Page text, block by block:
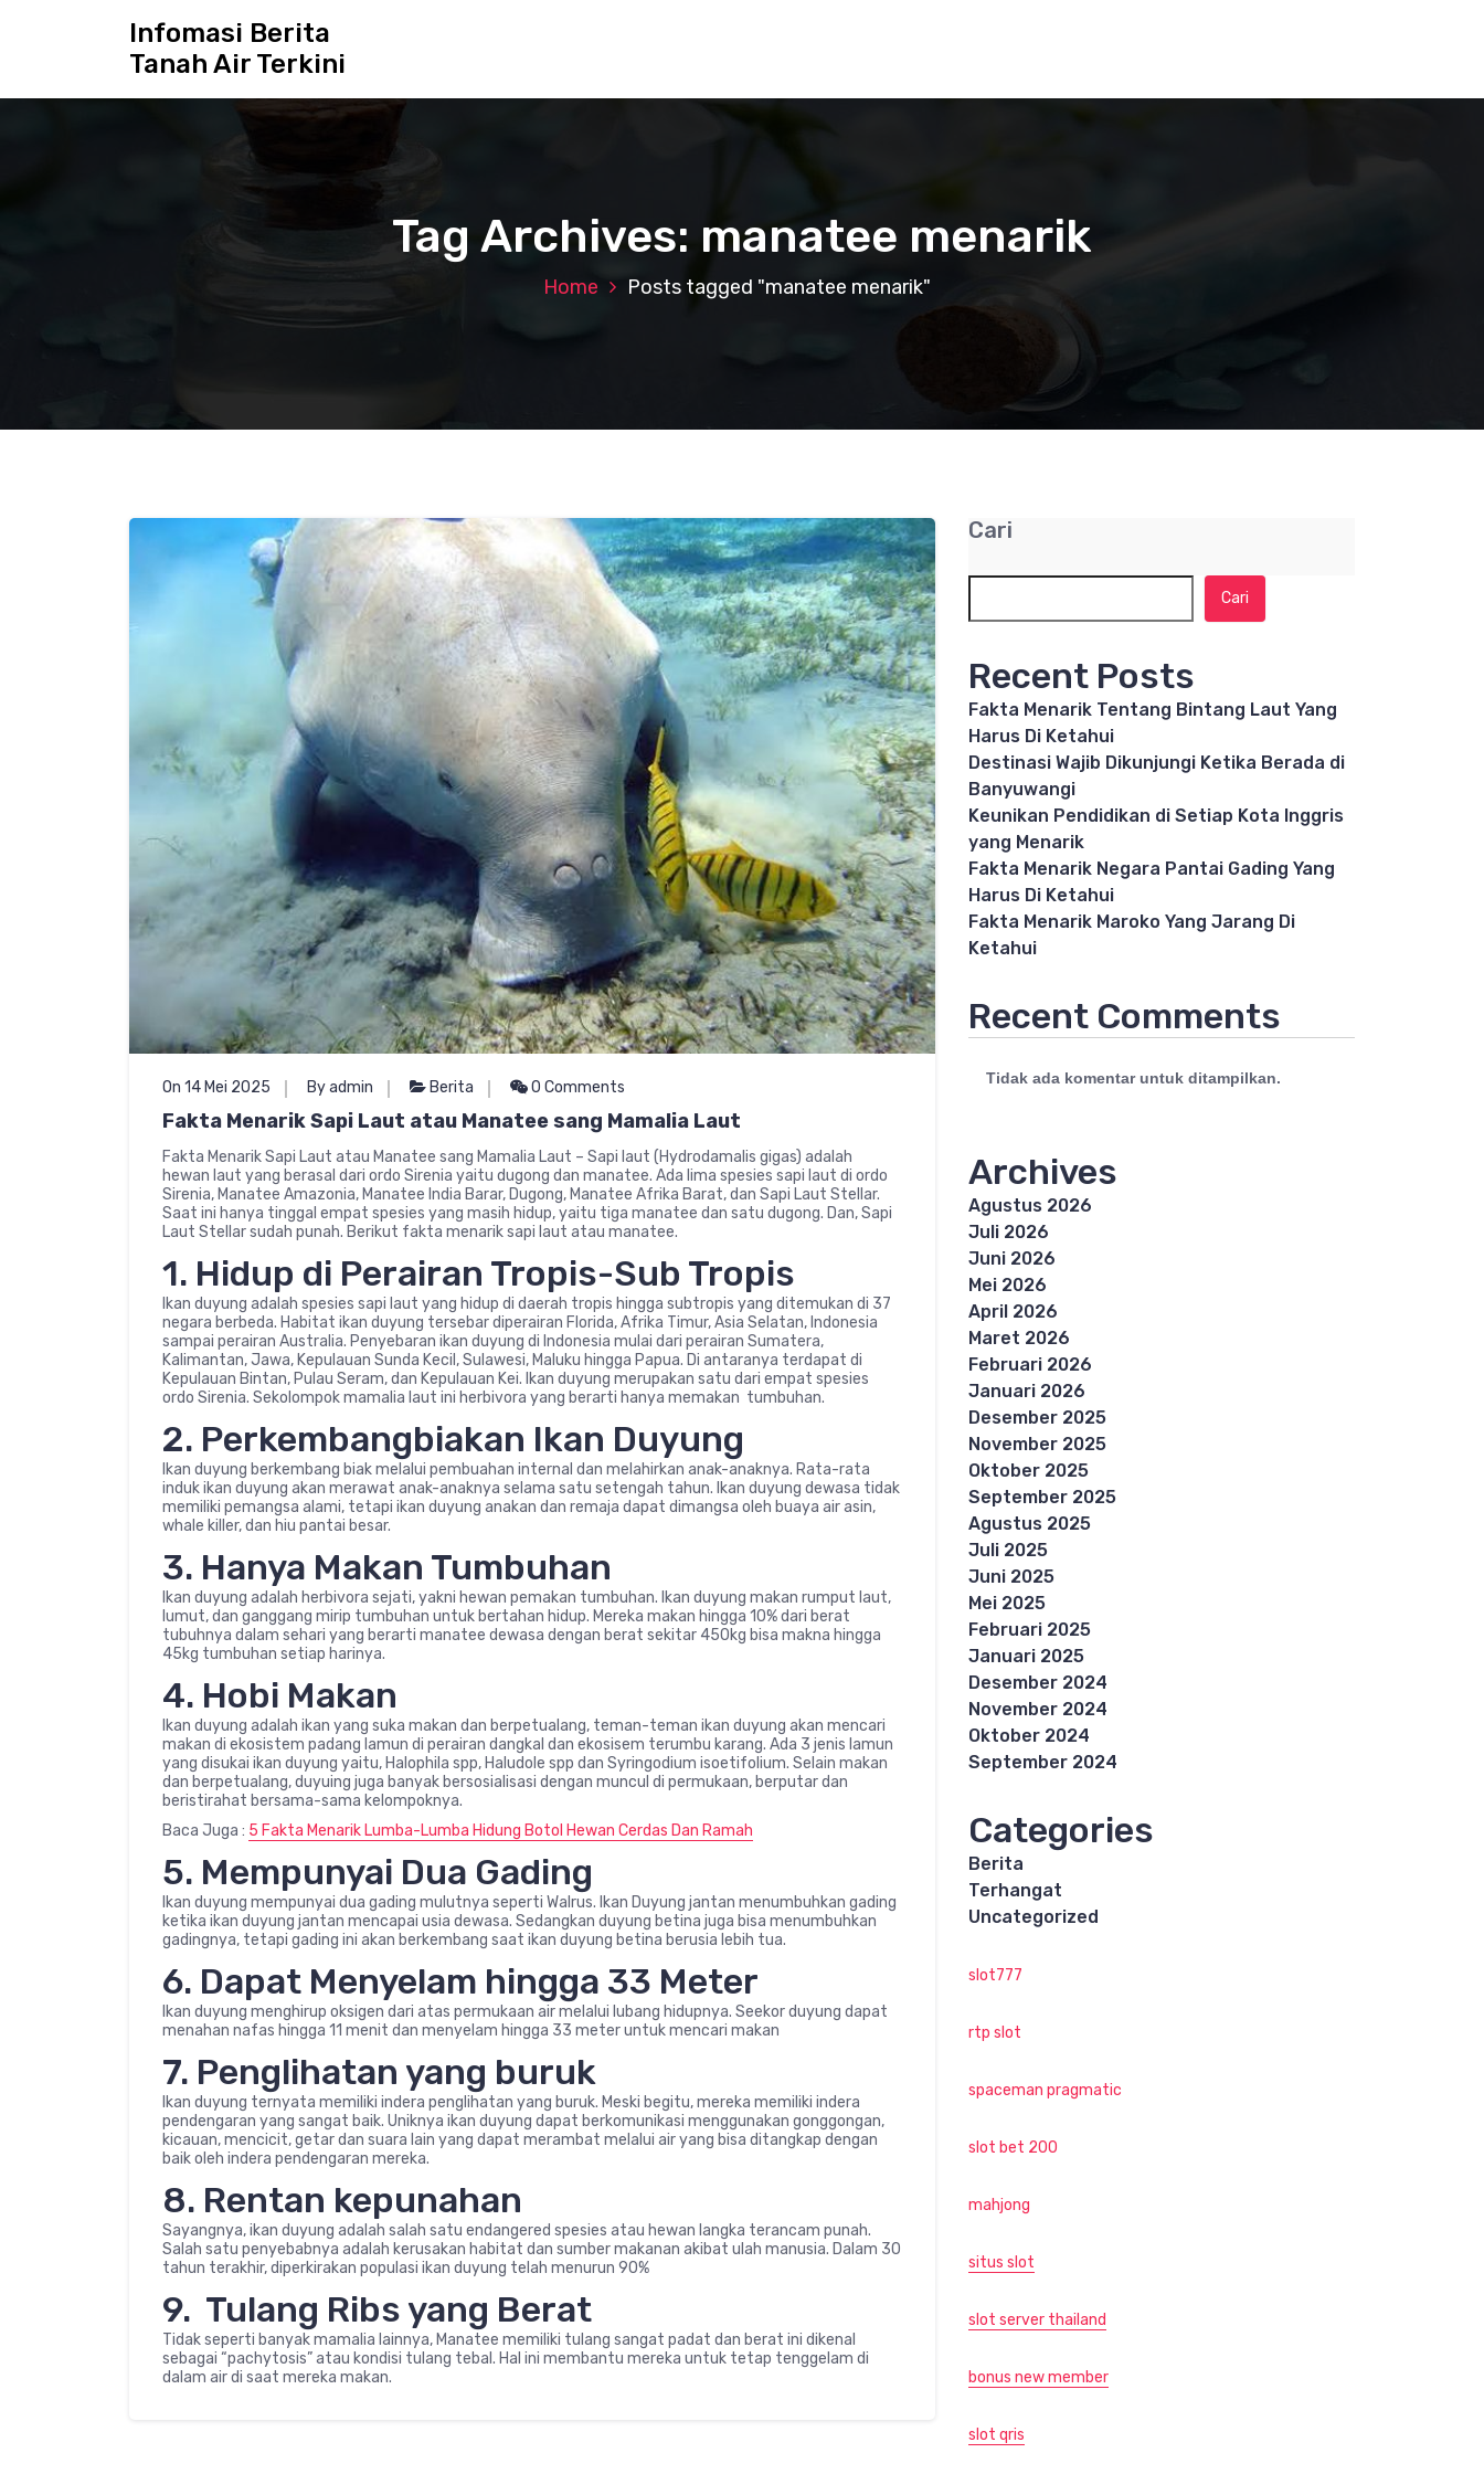
Infomasi Berita
Tanah Air Terkini
Tag Archives: manatee menarik
Home Posts tagged "manatee menarik"
On 14 Mei 2025 By admin Berita 0 Comments
Fakta Menarik Sapi Laut atau Manatee sang Mamalia Laut
Fakta Menarik Sapi Laut atau Manatee sang Mamalia Laut – Sapi laut (Hydrodamalis gigas) adalah
hewan laut yang berasal dari ordo Sirenia yaitu dugong dan manatee. Ada lima spesies sapi laut di ordo
Sirenia, Manatee Amazonia, Manatee India Barar, Dugong, Manatee Afrika Barat, dan Sapi Laut Stellar.
Saat ini hanya tinggal empat spesies yang masih hidup, yaitu tiga manatee dan satu dugong. Dan, Sapi
Laut Stellar sudah punah. Berikut fakta menarik sapi laut atau manatee.
1. Hidup di Perairan Tropis-Sub Tropis
Ikan duyung adalah spesies sapi laut yang hidup di daerah tropis hingga subtropis yang ditemukan di 37
negara berbeda. Habitat ikan duyung tersebar diperairan Florida, Afrika Timur, Asia Selatan, Indonesia
sampai perairan Australia. Penyebaran ikan duyung di Indonesia mulai dari perairan Sumatera,
Kalimantan, Jawa, Kepulauan Sunda Kecil, Sulawesi, Maluku hingga Papua. Di antaranya terdapat di
Kepulauan Bintan, Pulau Seram, dan Kepulauan Kei. Ikan duyung merupakan satu dari empat spesies
ordo Sirenia. Sekolompok mamalia laut ini herbivora yang berarti hanya memakan tumbuhan.
2. Perkembangbiakan Ikan Duyung
Ikan duyung berkembang biak melalui pembuahan internal dan melahirkan anak-anaknya. Rata-rata
induk ikan duyung akan merawat anak-anaknya selama satu setengah tahun. Ikan duyung dewasa tidak
memiliki pemangsa alami, tetapi ikan duyung anakan dan remaja dapat dimangsa oleh buaya air asin,
whale killer, dan hiu pantai besar.
3. Hanya Makan Tumbuhan
Ikan duyung adalah herbivora sejati, yakni hewan pemakan tumbuhan. Ikan duyung makan rumput laut,
lumut, dan ganggang mirip tumbuhan untuk bertahan hidup. Mereka makan hingga 10% dari berat
tubuhnya dalam sehari yang berarti manatee dewasa dengan berat sekitar 450kg bisa makna hingga
45kg tumbuhan setiap harinya.
4. Hobi Makan
Ikan duyung adalah ikan yang suka makan dan berpetualang, teman-teman ikan duyung akan mencari
makan di ekosistem padang lamun di perairan dangkal dan ekosisem terumbu karang. Ada 3 jenis lamun
yang disukai ikan duyung yaitu, Halophila spp, Haludole spp dan Syringodium isoetifolium. Selain makan
dan berpetualang, duyuing juga banyak bersosialisasi dengan muncul di permukaan, berputar dan
beristirahat bersama-sama kelompoknya.
Baca Juga : 5 Fakta Menarik Lumba-Lumba Hidung Botol Hewan Cerdas Dan Ramah
5. Mempunyai Dua Gading
Ikan duyung mempunyai dua gading mulutnya seperti Walrus. Ikan Duyung jantan menumbuhkan gading
ketika ikan duyung jantan mencapai usia dewasa. Sedangkan duyung betina juga bisa menumbuhkan
gadingnya, tetapi gading ini akan berkembang saat ikan duyung betina berusia lebih tua.
6. Dapat Menyelam hingga 33 Meter
Ikan duyung menghirup oksigen dari atas permukaan air melalui lubang hidupnya. Seekor duyung dapat
menahan nafas hingga 11 menit dan menyelam hingga 33 meter untuk mencari makan
7. Penglihatan yang buruk
Ikan duyung ternyata memiliki indera penglihatan yang buruk. Meski begitu, mereka memiliki indera
pendengaran yang sangat baik. Uniknya ikan duyung dapat berkomunikasi menggunakan gonggongan,
kicauan, mencicit, getar dan suara lain yang dapat merambat melalui air yang bisa ditangkap dengan
baik oleh indera pendengaran mereka.
8. Rentan kepunahan
Sayangnya, ikan duyung adalah salah satu endangered spesies atau hewan langka terancam punah.
Salah satu penyebabnya adalah kerusakan habitat dan sumber makanan akibat ulah manusia. Dalam 30
tahun terakhir, diperkirakan populasi ikan duyung telah menurun 90%
9. Tulang Ribs yang Berat
Tidak seperti banyak mamalia lainnya, Manatee memiliki tulang sangat padat dan berat ini dikenal
sebagai “pachytosis” atau kondisi tulang tebal. Hal ini membantu mereka untuk tetap tenggelam di
dalam air di saat mereka makan.
Cari
Cari
Recent Posts
Fakta Menarik Tentang Bintang Laut Yang
Harus Di Ketahui
Destinasi Wajib Dikunjungi Ketika Berada di
Banyuwangi
Keunikan Pendidikan di Setiap Kota Inggris
yang Menarik
Fakta Menarik Negara Pantai Gading Yang
Harus Di Ketahui
Fakta Menarik Maroko Yang Jarang Di
Ketahui
Recent Comments
Tidak ada komentar untuk ditampilkan.
Archives
Agustus 2026
Juli 2026
Juni 2026
Mei 2026
April 2026
Maret 2026
Februari 2026
Januari 2026
Desember 2025
November 2025
Oktober 2025
September 2025
Agustus 2025
Juli 2025
Juni 2025
Mei 2025
Februari 2025
Januari 2025
Desember 2024
November 2024
Oktober 2024
September 2024
Categories
Berita
Terhangat
Uncategorized
slot777
rtp slot
spaceman pragmatic
slot bet 200
mahjong
situs slot
slot server thailand
bonus new member
slot qris